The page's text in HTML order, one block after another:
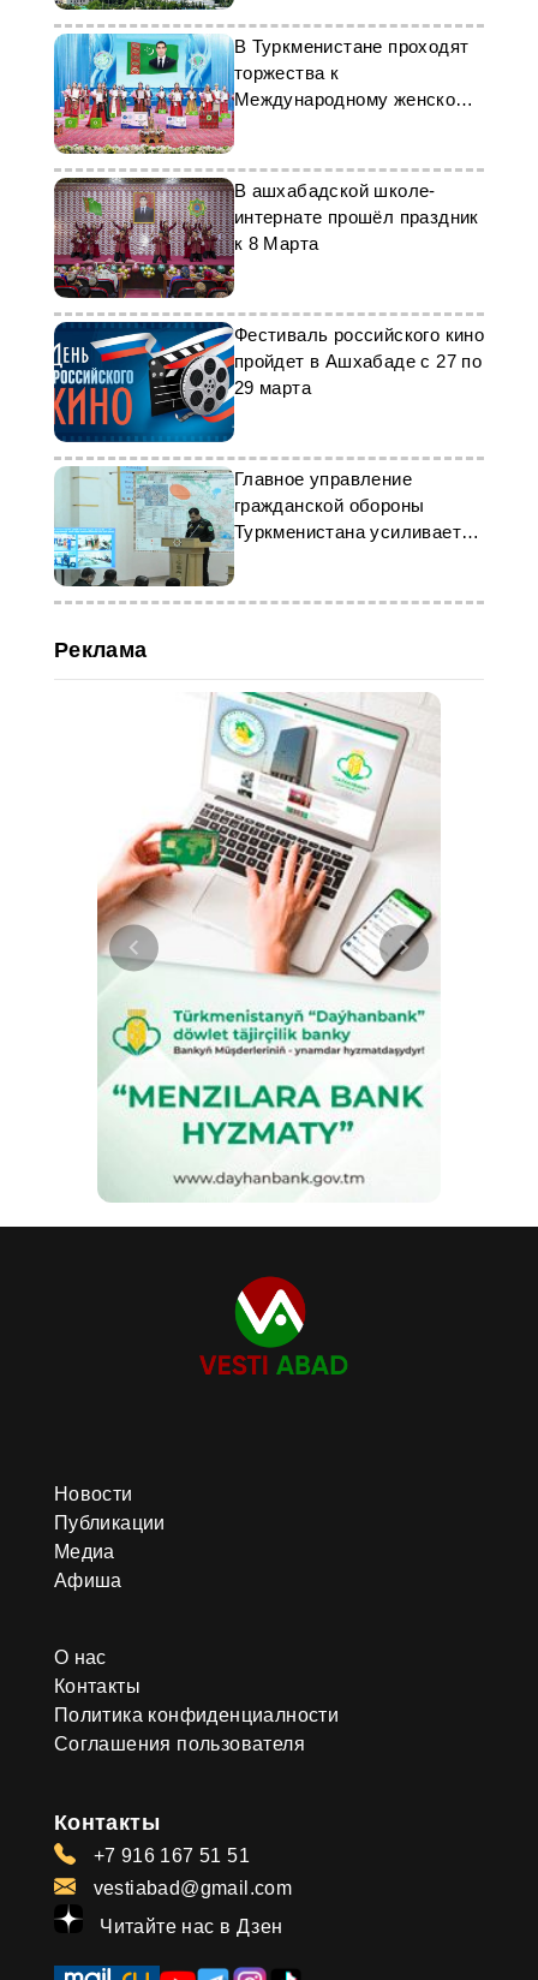
В Туркменистане проходят
торжества к
Международному женскому
дню
В ашхабадской школе-
интернате прошёл праздник
к 8 Марта
Фестиваль российского кино
пройдет в Ашхабаде с 27 по
29 марта
Главное управление
гражданской обороны
Туркменистана усиливает
профилактическую работу
Реклама
Новости
Публикации
Медиа
Афиша
О нас
Контакты
Политика конфиденциалности
Соглашения пользователя
Контакты
+7 916 167 51 51
vestiabad@gmail.com
Читайте нас в Дзен